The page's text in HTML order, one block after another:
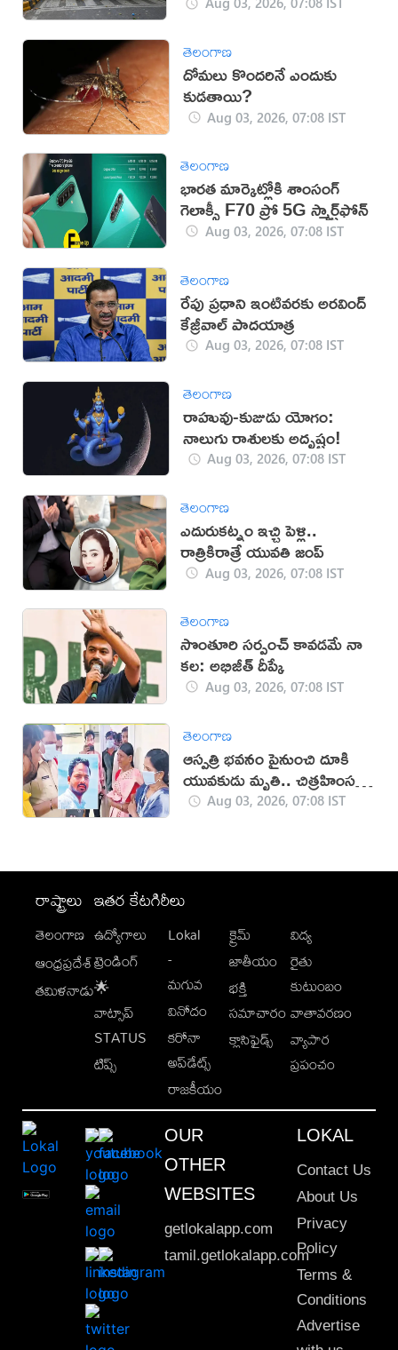
తెలంగాణ
దోమలు కొందరినే ఎందుకు
కుడతాయి?
Aug 03, 2026, 07:08 IST
తెలంగాణ
భారత మార్కెట్లోకి శాంసంగ్
గెలాక్సీ F70 ప్రో 5G స్మార్ట్‌ఫోన్
Aug 03, 2026, 07:08 IST
తెలంగాణ
రేపు ప్రధాని ఇంటివరకు అరవింద్
కేజ్రీవాల్ పాదయాత్ర
Aug 03, 2026, 07:08 IST
తెలంగాణ
రాహువు-కుజుడు యోగం:
నాలుగు రాశులకు అదృష్టం!
Aug 03, 2026, 07:08 IST
తెలంగాణ
ఎదురుకట్నం ఇచ్చి పెళ్లి..
రాత్రికిరాత్రే యువతి జంప్
Aug 03, 2026, 07:08 IST
తెలంగాణ
సొంతూరి సర్పంచ్‌ కావడమే నా
కల: అభిజీత్ దీప్కే
Aug 03, 2026, 07:08 IST
తెలంగాణ
ఆస్పత్రి భవనం పైనుంచి దూకి
యువకుడు మృతి.. చిత్రహింసలే
కారణమా?
Aug 03, 2026, 07:08 IST
రాష్ట్రాలు
తెలంగాణ
ఆంధ్రప్రదేశ్
తమిళనాడు
ఇతర కేటగిరీలు
ఉద్యోగాలు
ట్రెండింగ్
🌟
వాట్సాప్
STATUS
టిప్స్
Lokal
-
మగువ
వినోదం
కరోనా
అప్‌డేట్స్
రాజకీయం
క్రైమ్
జాతీయం
భక్తి
సమాచారం
క్లాసిఫైడ్స్
విద్య
రైతు
కుటుంబం
వాతావరణం
వ్యాపార
ప్రపంచం
OUR
OTHER
WEBSITES
getlokalapp.com
tamil.getlokalapp.com
LOKAL
Contact Us
About Us
Privacy
Policy
Terms &
Conditions
Advertise